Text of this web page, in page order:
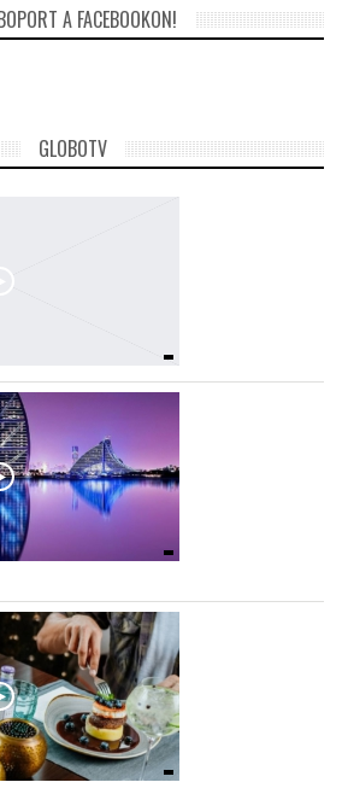
A FACEBOOKON!
GLOBOTV